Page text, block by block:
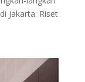
Jakarta: Riset